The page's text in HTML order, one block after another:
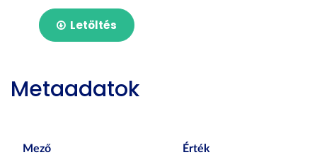
Letöltés
Metaadatok
Mező Érték